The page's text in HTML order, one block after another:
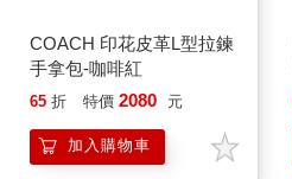
COACH 印花皮革L型拉鍊
手拿包-咖啡紅
65 折 特價 2080 元
加入購物車